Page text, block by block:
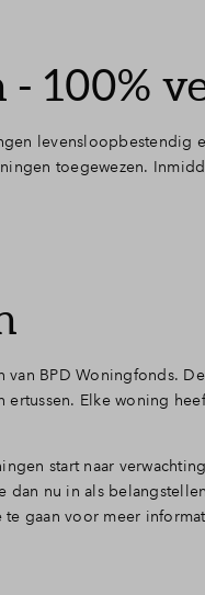
- 100%
levensloopbestendig
toegewezen.
BPD Woningfonds.
Elke woning
start naar
dan nu in als
gaan voor meer